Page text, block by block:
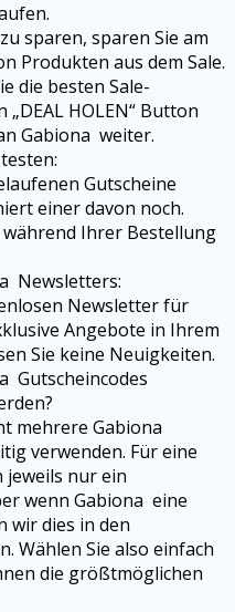
sparen, sparen Sie am
Produkten aus dem Sale.
die besten Sale-
HOLEN“ Button
Gabiona weiter.
Gutscheine
einer davon noch.
Ihrer Bestellung
Newsletters:
Newsletter für
Angebote in Ihrem
Sie keine Neuigkeiten.
Gutscheincodes
mehrere Gabiona
verwenden. Für eine
jeweils nur ein
wenn Gabiona eine
wir dies in den
Wählen Sie also einfach
die größtmöglichen